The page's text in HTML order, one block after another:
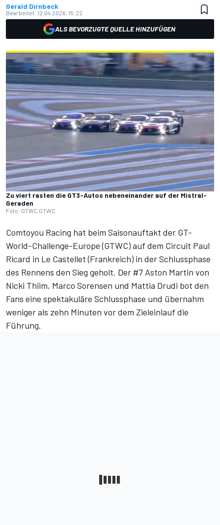
Gerald Dirnbeck
Bearbeitet: 12.04.2026, 15:22
ALS BEVORZUGTE QUELLE HINZUFÜGEN
Zu viert rasten die GT3-Autos nebeneinander auf der Mistral-
Geraden
Foto: GTWC GTWC
Comtoyou Racing hat beim Saisonauftakt der GT-
World-Challenge-Europe (GTWC) auf dem Circuit Paul
Ricard in Le Castellet (Frankreich) in der Schlussphase
des Rennens den Sieg geholt. Der #7 Aston Martin von
Nicki Thiim, Marco Sorensen und Mattia Drudi bot den
Fans eine spektakuläre Schlussphase und übernahm
weniger als zehn Minuten vor dem Zieleinlauf die
Führung.